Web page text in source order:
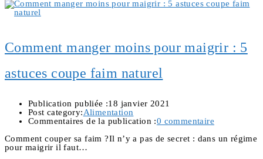
Comment manger moins pour maigrir : 5
astuces coupe faim naturel
Publication publiée :18 janvier 2021
Post category:Alimentation
Commentaires de la publication :0 commentaire
Comment couper sa faim ?Il n’y a pas de secret : dans un régime
pour maigrir il faut…